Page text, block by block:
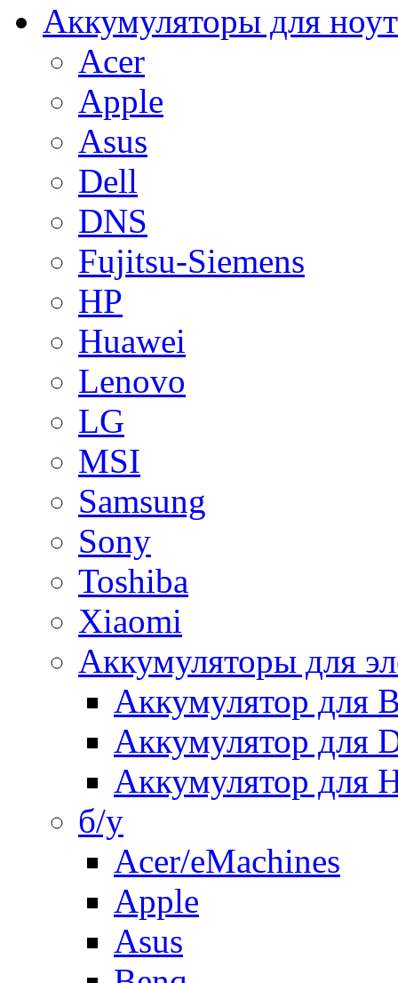
Аккумуляторы для
Acer
Apple
Asus
Dell
DNS
Fujitsu-Siemens
HP
Huawei
Lenovo
LG
MSI
Samsung
Sony
Toshiba
Xiaomi
Аккумуляторы для
Аккумулятор для
Аккумулятор для
Аккумулятор для
б/у
Acer/eMachines
Apple
Asus